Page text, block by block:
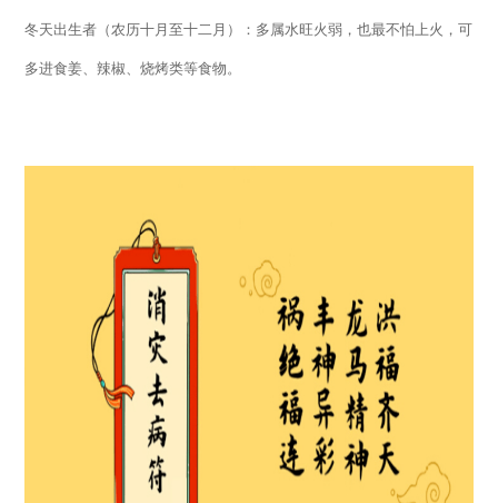
冬天出生者（农历十月至十二月）：多属水旺火弱，也最不怕上火，可
多进食姜、辣椒、烧烤类等食物。